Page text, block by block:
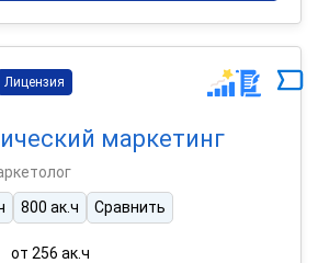
Лицензия
маркетинг
800 ак.ч Сравнить
от 256 ак.ч